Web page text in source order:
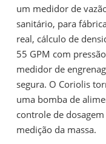
um medidor de
sanitário, para
real, cálculo de
55 GPM com
medidor de
segura. O Coriolis
uma bomba de
controle de
medição da massa.